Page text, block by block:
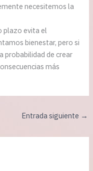
necesitemos la
plazo evita el
bienestar, pero si
de crear
más
Entrada siguiente →